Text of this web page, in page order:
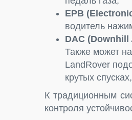
EPB
водитель
DAC
Также может
LandRover
крутых
К традиционным
контроля